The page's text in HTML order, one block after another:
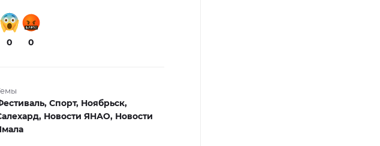
0 0
Спорт, Ноябрьск,
Новости ЯНАО, Новости